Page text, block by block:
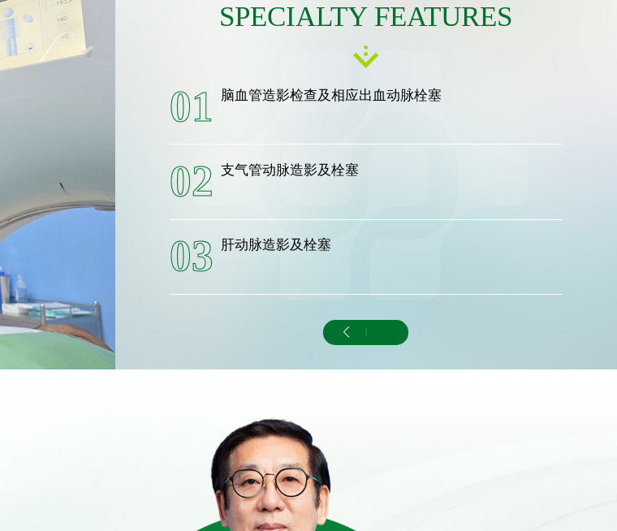
SPECIALTY FEATURES
肺、肝、肾、胰腺、骨等肿瘤的粒子植入治疗
01 脑血管造影检查及相应出血动脉栓塞
02 支气管动脉造影及栓塞
03 肝动脉造影及栓塞
肠系膜动脉(上、下)造影及栓塞
06
经皮肺、纵膈、肝、胃、腹腔淋巴结、胰腺等占位性病
灶病理活检